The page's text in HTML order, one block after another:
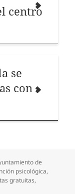
centro
se
con
de
psicológica,
gratuitas,